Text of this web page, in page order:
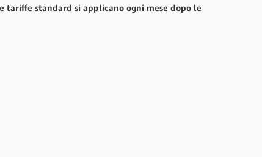
standard si applicano ogni mese dopo le